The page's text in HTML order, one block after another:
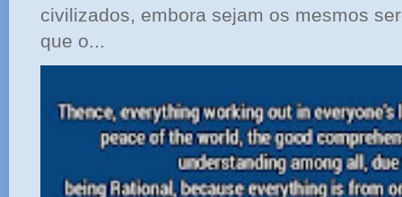
civilizados, embora sejam os mesmos
que o...